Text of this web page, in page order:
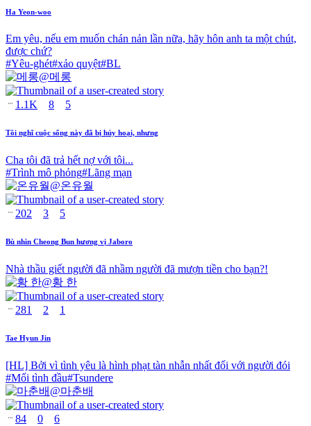
Ha Yeon-woo
Em yêu, nếu em muốn chán nản lần nữa, hãy hôn anh ta một chút,
được chứ?
#Yêu-ghét#xảo quyệt#BL
@메롱
1.1K 8 5
Tôi nghĩ cuộc sống này đã bị hủy hoại, nhưng
Cha tôi đã trả hết nợ với tôi...
#Trình mô phỏng#Lãng mạn
@온유월
202 3 5
Bù nhìn Cheong Bun hương vị Jaboro
Nhà thầu giết người đã nhầm người đã mượn tiền cho bạn?!
@황 한
281 2 1
Tae Hyun Jin
[HL] Bởi vì tình yêu là hình phạt tàn nhẫn nhất đối với người đói
#Mối tình đầu#Tsundere
@마춘배
84 0 6